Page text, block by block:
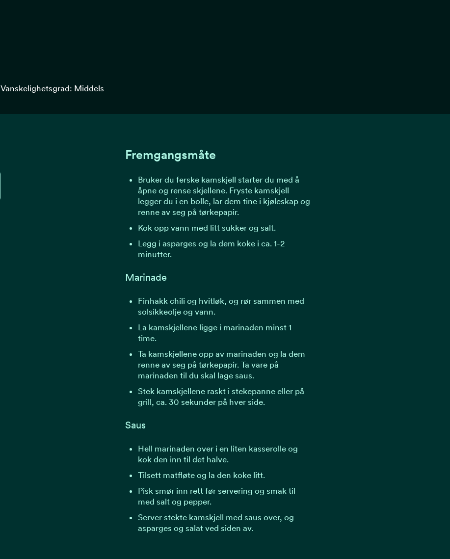
Vanskelighetsgrad: Middels
Fremgangsmåte
Bruker du ferske kamskjell starter du med å
åpne og rense skjellene. Fryste kamskjell
legger du i en bolle, lar dem tine i kjøleskap og
renne av seg på tørkepapir.
Kok opp vann med litt sukker og salt.
Legg i asparges og la dem koke i ca. 1-2
minutter.
Marinade
Finhakk chili og hvitløk, og rør sammen med
solsikkeolje og vann.
La kamskjellene ligge i marinaden minst 1
time.
Ta kamskjellene opp av marinaden og la dem
renne av seg på tørkepapir. Ta vare på
marinaden til du skal lage saus.
Stek kamskjellene raskt i stekepanne eller på
grill, ca. 30 sekunder på hver side.
Saus
Hell marinaden over i en liten kasserolle og
kok den inn til det halve.
Tilsett matfløte og la den koke litt.
Pisk smør inn rett før servering og smak til
med salt og pepper.
Server stekte kamskjell med saus over, og
asparges og salat ved siden av.